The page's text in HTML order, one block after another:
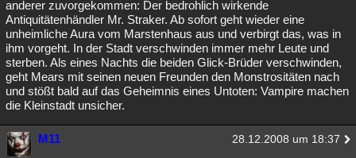
anderer zuvorgekommen: Der bedrohlich wirkende
Antiquitätenhändler Mr. Straker. Ab sofort geht wieder eine
unheimliche Aura vom Marstenhaus aus und verbirgt das, was in
ihm vorgeht. In der Stadt verschwinden immer mehr Leute und
sterben. Als eines Nachts die beiden Glick-Brüder verschwinden,
geht Mears mit seinen neuen Freunden den Monstrositäten nach
und stößt bald auf das Geheimnis eines Untoten: Vampire machen
die Kleinstadt unsicher.
M11 28.12.2008 um 18:37